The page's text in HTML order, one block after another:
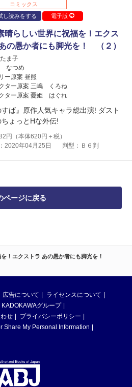
！エクストラ あの愚か者にも脚光を！
コミックス
し読みをする
電子版
晴らしい世界に祝福を！エクス
あの愚か者にも脚光を！ （２）
ま子
なつめ
ー原案 昼熊
ター原案 三嶋 くろね
ター原案 憂姫 はぐれ
すば』原作人気キャラ総出演! ダスト
ょっとHな外伝!
円（本体620円＋税）
2020年04月25日
判型：Ｂ６判
ページに戻る
広告について
ライセンスについて
KADOKAWAグループ
せ
プライバシーポリシー
Share My Personal Information